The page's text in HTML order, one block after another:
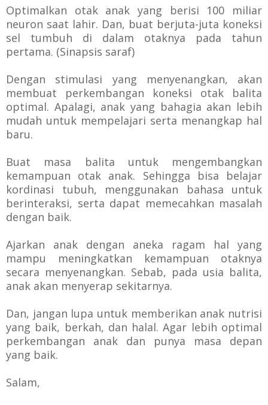
Optimalkan otak anak yang berisi 100 miliar
neuron saat lahir. Dan, buat berjuta-juta koneksi
sel tumbuh di dalam otaknya pada tahun
pertama. (Sinapsis saraf)
Dengan stimulasi yang menyenangkan, akan
membuat perkembangan koneksi otak balita
optimal. Apalagi, anak yang bahagia akan lebih
mudah untuk mempelajari serta menangkap hal
baru.
Buat masa balita untuk mengembangkan
kemampuan otak anak. Sehingga bisa belajar
kordinasi tubuh, menggunakan bahasa untuk
berinteraksi, serta dapat memecahkan masalah
dengan baik.
Ajarkan anak dengan aneka ragam hal yang
mampu meningkatkan kemampuan otaknya
secara menyenangkan. Sebab, pada usia balita,
anak akan menyerap sekitarnya.
Dan, jangan lupa untuk memberikan anak nutrisi
yang baik, berkah, dan halal. Agar lebih optimal
perkembangan anak dan punya masa depan
yang baik.
Salam,